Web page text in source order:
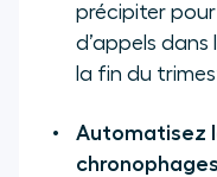
précipiter
d’appels
la fin du
Automatisez